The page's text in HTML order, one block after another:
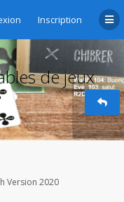
Inscription
de jeux
Version 2020